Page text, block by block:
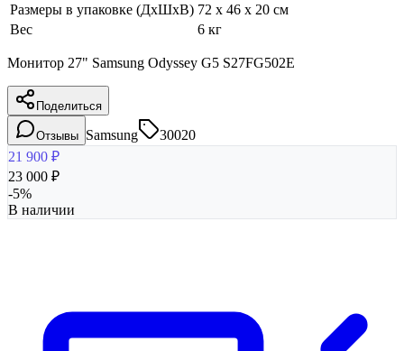
Размеры в упаковке (ДхШхВ) 72 x 46 x 20 см
Вес
6 кг
Монитор 27" Samsung Odyssey G5 S27FG502E
Поделиться
Отзывы Samsung
30020
21 900 ₽
23 000 ₽
-5%
В наличии